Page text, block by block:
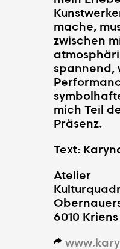
mache,
zwischen
spannend,
mich Teil
Präsenz.
Text:
Atelier
6010 Kriens
d